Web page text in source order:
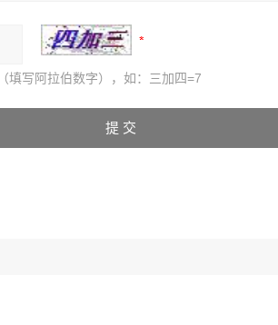
填写阿拉伯数字），如：三加四=7